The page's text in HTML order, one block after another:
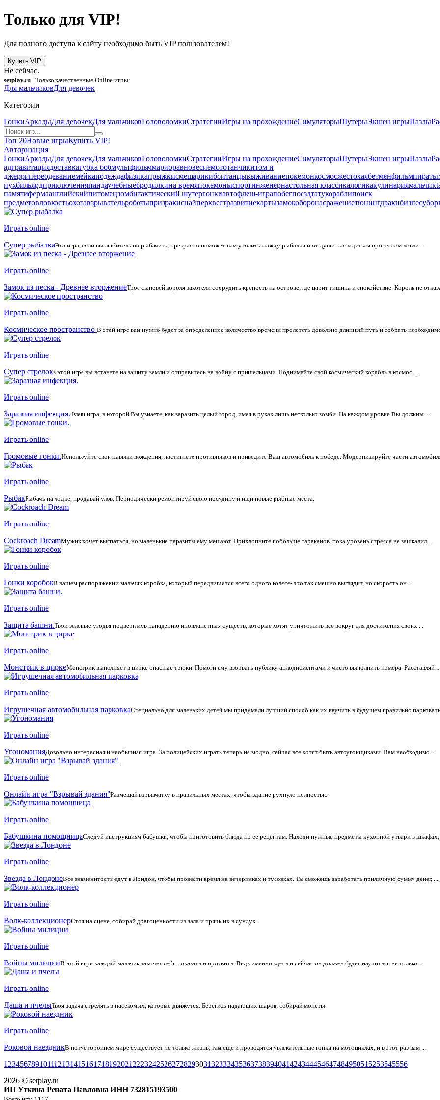
Только для VIP!
Для полного доступа к сайту необходимо быть VIP пользователем!
Купить VIP
Не сейчас.
setplay.ru | Только качественные Online игры:
Для мальчиковДля девочек
Категории
ГонкиАркадыДля девочекДля мальчиковГоловоломкиСтратегииИгры на прохождениеСимуляторыШутерыЭкшен игрыПазлы
Топ 20Новые игрыКупить VIP!
Авторизация
ГонкиАркадыДля девочекДля мальчиковГоловоломкиСтратегииИгры на прохождениеСимуляторыШутерыЭкшен игрыПазлы
адгравитациядоставкагубка бобмультфильммариоравновесиемототанчикитом и
джеррипереодеваниемейкаподеждафизикапрыжкисмешарикибоитанцывыживаниепокемонкосмосжестокаябетменфильмпираты
пухбильярдприключенияпандаучебныебродилкина времяпокемоныспортинженернастольная классикалогикакулинариямальчик
памятифермаанглийскийпитомецзомбитактический шутергонкиавтофлеш-играпобегпоездтатукораблипоиск
предметовловкостьохотавзрывательроботыпризракиснайперквестразвитиекартызамокоборонасражениетюнингдракибизнес
Играть online
Супер рыбалкаЭта игра, если вы любитель по рыбачить, прекрасно поможет вам утолить жажду рыбалки и от души насладиться процессом ловли ...
Играть online
Замок из песка - Древнее вторжениеТрое сыновей короля захотели соорудить крепость на острове, где царит тишина и спокойствие. Король не
Играть online
Космическое пространство В этой игре вам нужно будет за определенное количество времени пролететь довольно длинный путь и собрать
Играть online
Супер стрелокв этой игре вы встанете на защиту земли и отправитесь на войну с пришельцами. Поднимайте свой космический корабль в космос ...
Играть online
Заразная инфекция.Флеш игра, в которой Вы узнаете, как заразить целый город, имея в руках лишь несколько зомби. На каждом уровне Вы должны ...
Играть online
Громовые гонки.Используйте свои навыки вождения, настигнете противников и приведите Ваш автомобиль к победе. Модернизируйте части автомобиля
Играть online
РыбакРыбачь на лодке, продавай улов. Периодически ремонтируй свою посудину и ищи новые рыбные места.
Играть online
Cockroach DreamМужик хочет выспаться, но маленькие паразиты ему мешают. Прихлопните побольше тараканов, пока уровень стресса не зашкалил ...
Играть online
Гонки коробокВ вашем распоряжении мальчик коробка, который передвигается всего одного колесе- это так смешно выглядит, но скорость он ...
Играть online
Защита башни.Твои зеленые угодья подверглись нападению инопланетных существ, которые хотят уничтожить все вокруг для достижения своих ...
Играть online
Монстрик в циркеМонстрик выполняет в цирке опасные трюки. Помоги ему взорвать публику аплодисментами и чисто выполнить номера. Расставляй ...
Играть online
Игрушечная автомобильная парковкаСпециально для маленьких детей мы придумали лучший способ как их научить в будущем правильно
Играть online
УгономанияДовольно интересная и необычная игра. За полицейских играть теперь не модно, сейчас все хотят быть автоугонщиками. Вам необходимо ...
Играть online
Онлайн игра "Взрывай здания"Размещай взрывчатку в правильных местах, чтобы здание рухнуло полностью
Играть online
Бабушкина помощницаСледуй инструкциям бабушки, чтобы приготовить блюда по ее рецептам. Находи нужные предметы кухонной утвари в шкафах,
Играть online
Звезда в ЛондонеВсе знаменитости едут в Лондон, чтобы провести время на вечеринках и тусовках. Ты сможешь заработать приличную сумму денег, ...
Играть online
Волк-коллекционерСтоя на сцене, собирай драгоценности из зала и прячь их в сундук.
Играть online
Войны милицииВ этой игре каждый мальчик захочет себя показать и проявить. Ведь именно здесь и сейчас он должен будет научиться не только ...
Играть online
Даша и пчелыТвоя задача стрелять в насекомых, которые движутся. Берегись падающих шаров, собирай монеты.
Играть online
Роковой наездникВ потустороннем мире существует не только жизнь, там еще и проводятся увлекательные гонки на мотоциклах, и в этот раз вам ...
1 23456789101112131415161718192021 222324252627282930313233343536373839404142434445464748495051 5253545556
2026 © setplay.ru
ИП Уткина Рената Павловна ИНН 732815193500